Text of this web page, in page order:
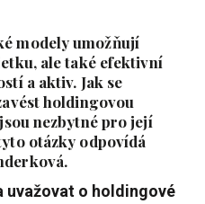
modely umožňují
ale také efektivní
a aktiv. Jak se
holdingovou
nezbytné pro její
otázky odpovídá
uvažovat o holdingové